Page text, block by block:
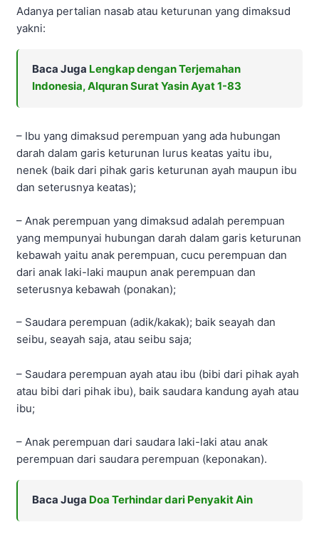
Adanya pertalian nasab atau keturunan yang dimaksud
yakni:
Baca Juga Lengkap dengan Terjemahan
Indonesia, Alquran Surat Yasin Ayat 1-83
– Ibu yang dimaksud perempuan yang ada hubungan
darah dalam garis keturunan lurus keatas yaitu ibu,
nenek (baik dari pihak garis keturunan ayah maupun ibu
dan seterusnya keatas);
– Anak perempuan yang dimaksud adalah perempuan
yang mempunyai hubungan darah dalam garis keturunan
kebawah yaitu anak perempuan, cucu perempuan dan
dari anak laki-laki maupun anak perempuan dan
seterusnya kebawah (ponakan);
– Saudara perempuan (adik/kakak); baik seayah dan
seibu, seayah saja, atau seibu saja;
– Saudara perempuan ayah atau ibu (bibi dari pihak ayah
atau bibi dari pihak ibu), baik saudara kandung ayah atau
ibu;
– Anak perempuan dari saudara laki-laki atau anak
perempuan dari saudara perempuan (keponakan).
Baca Juga Doa Terhindar dari Penyakit Ain